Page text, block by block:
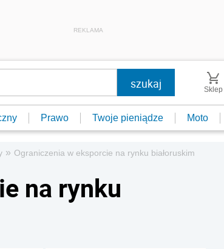
REKLAMA
Sklep
Prawo Twoje pieniądze Moto
» Ograniczenia w eksporcie na rynku białoruskim
na rynku